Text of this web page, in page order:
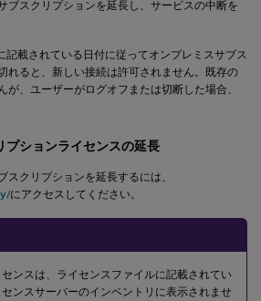
ブスクリプションを延長し、サービスの中断を
載されている日付に従ってオンプレミスサブス
れると、新しい接続は許可されません。既存の
が、ユーザーがログオフまたは切断した場合、
プションライセンスの延長
スクリプションを延長するには、
にアクセスしてください。
ンスは、ライセンスファイルに記載されてい
ンスサーバーのインベントリに表示されませ